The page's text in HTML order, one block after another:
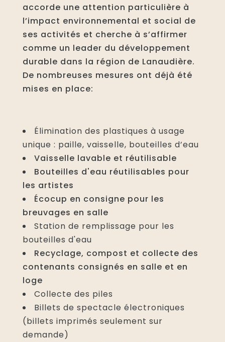
accorde une attention particulière à
l’impact environnemental et social de
ses activités et cherche à s’affirmer
comme un leader du développement
durable dans la région de Lanaudière.
De nombreuses mesures ont déjà été
mises en place:
Élimination des plastiques à usage
unique : paille, vaisselle, bouteilles d’eau
Vaisselle lavable et réutilisable
Bouteilles d'eau réutilisables pour
les artistes
Écocup en consigne pour les
breuvages en salle
Station de remplissage pour les
bouteilles d'eau
Recyclage, compost et collecte des
contenants consignés en salle et en
loge
Collecte des piles
Billets de spectacle électroniques
(billets imprimés seulement sur
demande)